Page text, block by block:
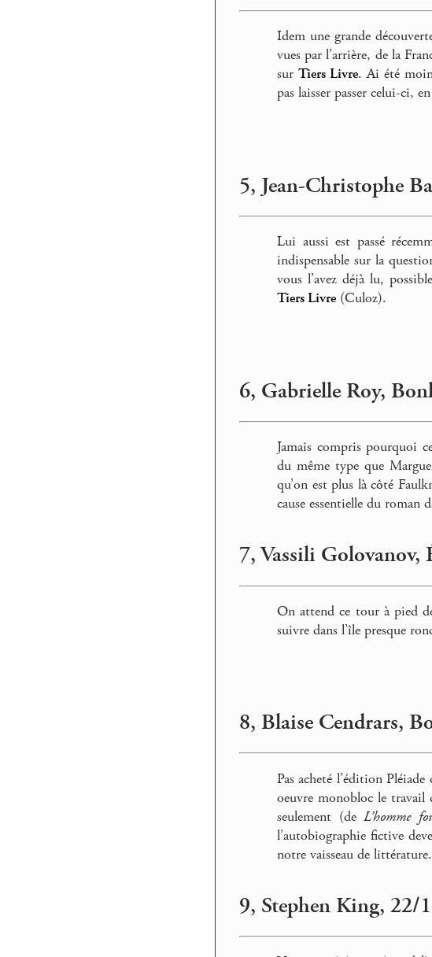
Idem une grande
vues par l’arrière, de la
surTiers Livre. Ai été
pas laisser passer celui-ci,
5, Jean-Christophe
Lui aussi est passé
indispensable sur la
vous l’avez déjà lu,
Tiers Livre (Culoz).
6, Gabrielle Roy,
Jamais compris pourquoi
du même type que
qu’on est plus là côté
cause essentielle du roman
7, Vassili Golovanov,
On attend ce tour à pied
suivre dans l’île presque
8, Blaise Cendrars,
Pas acheté l’édition
oeuvre monobloc le
seulement (deL’homme
l’autobiographie fictive
notre vaisseau de
9, Stephen King, 22/